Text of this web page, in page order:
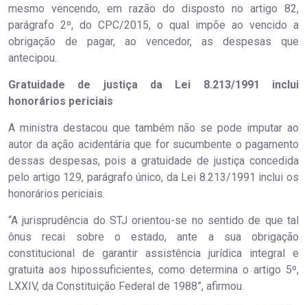
mesmo vencendo, em razão do disposto no artigo 82,
parágrafo 2º, do CPC/2015, o qual impõe ao vencido a
obrigação de pagar, ao vencedor, as despesas que
antecipou.
Gratuidade de justiça da Lei 8.213/1991 inclui
honorários periciais
A ministra destacou que também não se pode imputar ao
autor da ação acidentária que for sucumbente o pagamento
dessas despesas, pois a gratuidade de justiça concedida
pelo artigo 129, parágrafo único, da Lei 8.213/1991 inclui os
honorários periciais.
“A jurisprudência do STJ orientou-se no sentido de que tal
ônus recai sobre o estado, ante a sua obrigação
constitucional de garantir assistência jurídica integral e
gratuita aos hipossuficientes, como determina o artigo 5º,
LXXIV, da Constituição Federal de 1988”, afirmou.